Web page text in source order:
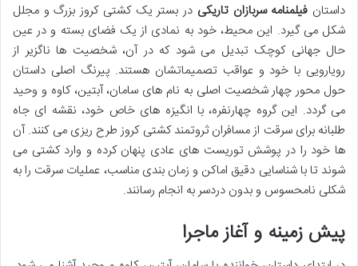
داستان فیلمنامه سربازان تاریکی در بستر یک کشتی کروز بزرگ و مجلل
شکل می گیرد. این محیط، خود به نمادی از یک فضای بسته و در عین
حال جهانی کوچک تبدیل می شود که در آن، شخصیت ها ناگزیر از
رویارویی با خود و عواقب تصمیماتشان هستند. پیرنگ اصلی داستان
حول محور چهار شخصیت اصلی به نام های سامان، آبتین، کاوه و وحید
می گردد. این گروه چهارنفره، با انگیزه های خاص خود، نقشه ای جاه
طلبانه برای سرقت از مسافران ثروتمند کشتی کروز طرح ریزی می کنند. آن
ها خود را در پوشش توریست های عادی پنهان کرده و وارد کشتی می
شوند تا با شناسایی دقیق اماکن و زمان بندی مناسب، عملیات سرقت را به
شکلی نامحسوس و بدون دردسر به انجام رسانند.
پیش زمینه و آغاز ماجرا